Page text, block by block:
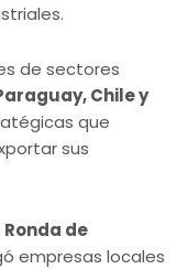
de sectores
Chile y
que
sus
Ronda de
empresas locales